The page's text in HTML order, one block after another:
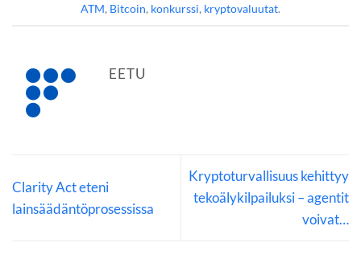
ATM, Bitcoin, konkurssi, kryptovaluutat.
EETU
Clarity Act eteni
lainsäädäntöprosessissa
Kryptoturvallisuus kehittyy
tekoälykilpailuksi – agentit
voivat…